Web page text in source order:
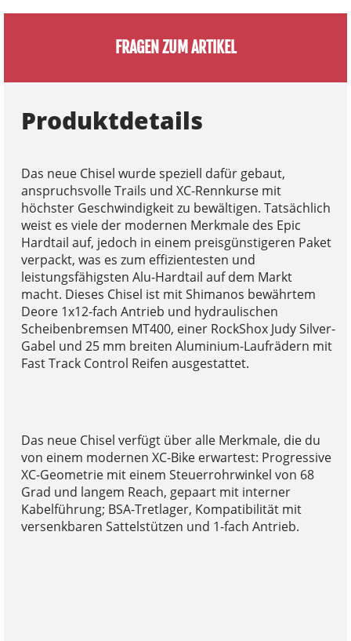
FRAGEN ZUM ARTIKEL
Produktdetails
Das neue Chisel wurde speziell dafür gebaut,
anspruchsvolle Trails und XC-Rennkurse mit
höchster Geschwindigkeit zu bewältigen. Tatsächlich
weist es viele der modernen Merkmale des Epic
Hardtail auf, jedoch in einem preisgünstigeren Paket
verpackt, was es zum effizientesten und
leistungsfähigsten Alu-Hardtail auf dem Markt
macht. Dieses Chisel ist mit Shimanos bewährtem
Deore 1x12-fach Antrieb und hydraulischen
Scheibenbremsen MT400, einer RockShox Judy Silver-
Gabel und 25 mm breiten Aluminium-Laufrädern mit
Fast Track Control Reifen ausgestattet.
Das neue Chisel verfügt über alle Merkmale, die du
von einem modernen XC-Bike erwartest: Progressive
XC-Geometrie mit einem Steuerrohrwinkel von 68
Grad und langem Reach, gepaart mit interner
Kabelführung; BSA-Tretlager, Kompatibilität mit
versenkbaren Sattelstützen und 1-fach Antrieb.